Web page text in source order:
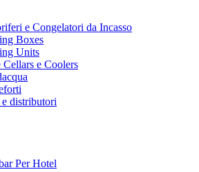
e Congelatori da Incasso
Boxes
Units
Cellars e Coolers
distributori
Per Hotel